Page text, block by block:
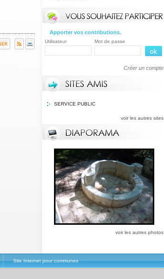
Apporter vos contributions.
Utilisateur Mot de passe
Créer un compte
SERVICE PUBLIC
voir les autres sites
voir les autres photos
Site Internet pour communes